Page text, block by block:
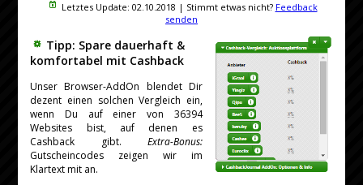
Letztes Update: 02.10.2018 | Stimmt etwas nicht? Feedback
senden
Tipp: Spare dauerhaft &
komfortabel mit Cashback
Unser Browser-AddOn blendet Dir
dezent einen solchen Vergleich ein,
wenn Du auf einer von 36394
Websites bist, auf denen es
Cashback gibt. Extra-Bonus:
Gutscheincodes zeigen wir im
Klartext mit an.